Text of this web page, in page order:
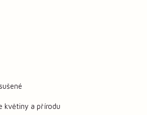
květiny a přírodu